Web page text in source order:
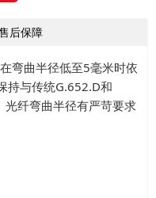
后保障
弯曲半径低至5毫米时依
持与传统G.652.D和
纤弯曲半径有严苛要求